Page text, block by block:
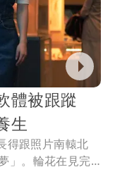
體被跟蹤
生
得跟照片南轅北
」。輪花在見完